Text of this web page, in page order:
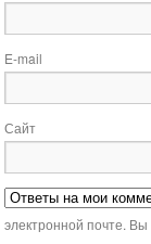
E-mail
Сайт
электронной почте.